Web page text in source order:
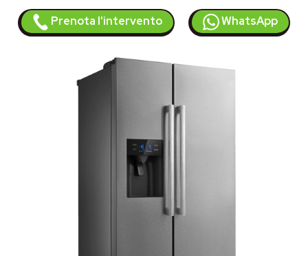
Prenota l'intervento WhatsApp